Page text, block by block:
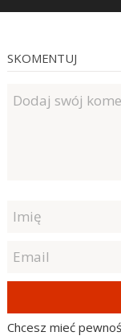
SKOMENTUJ
Chcesz mieć